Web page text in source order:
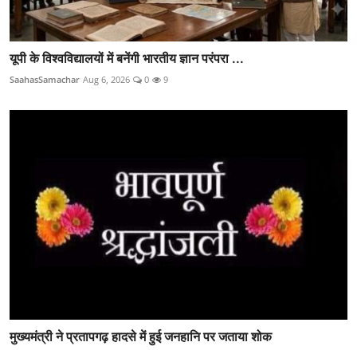
यूपी के विश्वविद्यालयों में बनेंगी भारतीय ज्ञान परंपरा ...
SaahasSamachar Aug 6, 2026 0 9
मुख्यमंत्री ने प्रतापगढ़ हादसे में हुई जनहानि पर जताया शोक